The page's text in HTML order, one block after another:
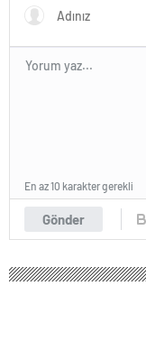
Gönder
En az 10 karakter gerekli